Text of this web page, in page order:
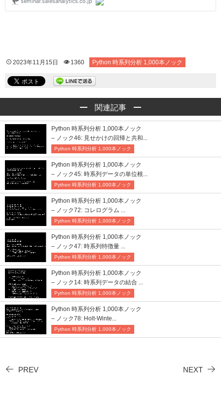
2023年11月15日 1360 Python 時系列分析 1,000本ノック
関連記事
Python 時系列分析 1,000本ノック
– ノック46: 見せかけの回帰と共和...
Python 時系列分析 1,000本ノック
Python 時系列分析 1,000本ノック
– ノック45: 時系列データの単位根...
Python 時系列分析 1,000本ノック
Python 時系列分析 1,000本ノック
– ノック72: コレログラム ...
Python 時系列分析 1,000本ノック
Python 時系列分析 1,000本ノック
– ノック47: 時系列特徴量 ...
Python 時系列分析 1,000本ノック
Python 時系列分析 1,000本ノック
– ノック14: 時系列データの結合 ...
Python 時系列分析 1,000本ノック
Python 時系列分析 1,000本ノック
– ノック78: Holt-Winte...
Python 時系列分析 1,000本ノック
PREV NEXT